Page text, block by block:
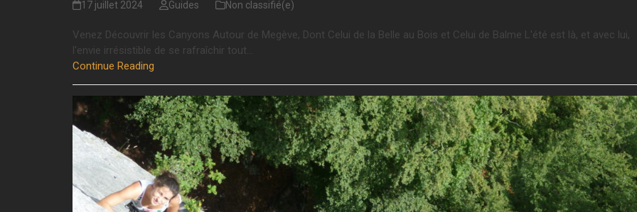
17 juillet 2024 Guides Non classifié(e)
Venez Découvrir les Canyons Autour de Megève, Dont Celui de la Belle au Bois et Celui de Balme L'été est là, et avec lui,
l'envie irrésistible de se rafraîchir tout…
Continue Reading